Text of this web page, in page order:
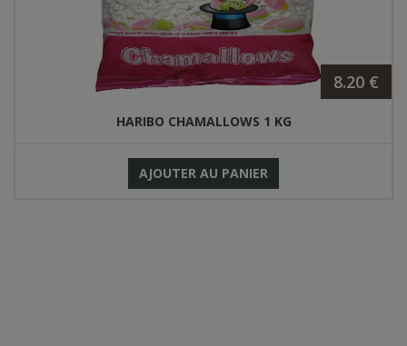
8.20 €
HARIBO CHAMALLOWS 1 KG
AJOUTER AU PANIER